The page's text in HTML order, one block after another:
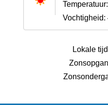
Temperatuur:
Vochtigheid:
Lokale